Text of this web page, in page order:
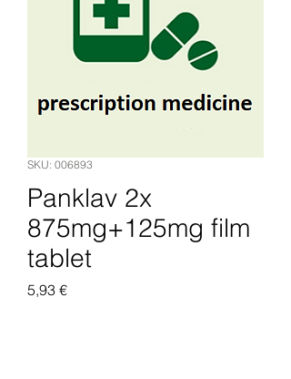
SKU: 006893
Panklav 2x
875mg+125mg film
tablet
5,93 €Pris